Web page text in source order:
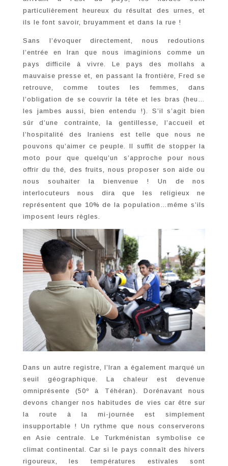
particulièrement heureux du résultat des urnes, et
ils le font savoir, bruyamment et dans la rue !
Sans l’évoquer directement, nous redoutions
l’entrée en Iran que nous imaginions comme un
pays difficile à vivre. Le pays des mollahs a
mauvaise presse et, en passant la frontière, Fred se
retrouve, comme toutes les femmes, dans
l’obligation de se couvrir la tête et les bras (heu…
les jambes aussi, bien entendu !). S’il s’agit bien
sûr d’une contrainte, la gentillesse, l’accueil et
l’hospitalité des Iraniens est telle que nous ne
pouvons qu’aimer ce peuple. Il suffit de stopper la
moto pour que quelqu’un s’approche pour nous
offrir du thé, des fruits, nous proposer son aide ou
nous souhaiter la bienvenue ! Un de nos
interlocuteurs nous dira que les religieux ne
représentent que 10% de la population…même s’ils
imposent leurs règles.
Dans un autre registre, l’Iran a également marqué un
seuil géographique. La chaleur est devenue
omniprésente (50º à Téhéran). Dorénavant nous
devons changer nos habitudes de vies car être sur
la route à la mi-journée est simplement
insupportable ! Un rythme que nous conserverons
en Asie centrale. Le Turkménistan symbolise ce
climat continental. Car si le pays connaît des hivers
rigoureux, les températures estivales sont